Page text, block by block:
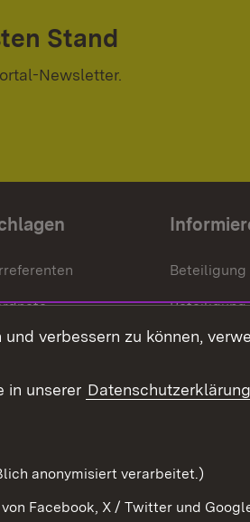
Stand
Newsletter.
Beteiligung
Beteiligung
Beteiligung
verbessern zu können,
in unserer Datenschutzerklärung
anonymisiert verarbeitet.)
Facebook, X / Twitter und